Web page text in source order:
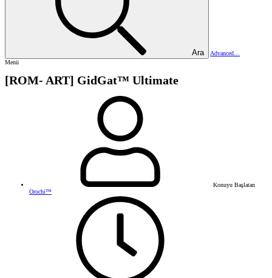
Ara
Advanced…
Menü
[ROM- ART] GidGat™ Ultimate
Konuyu Başlatan
Orochi™